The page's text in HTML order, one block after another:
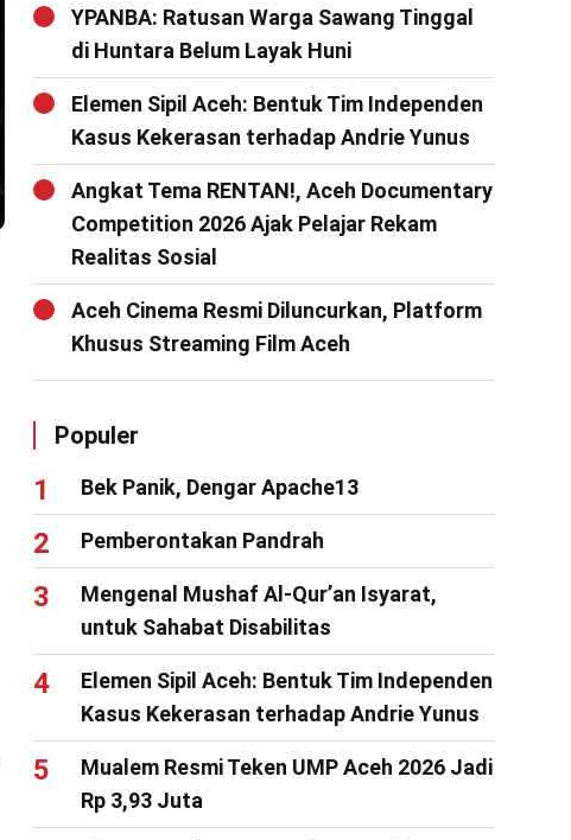
YPANBA: Ratusan Warga Sawang Tinggal
di Huntara Belum Layak Huni
Elemen Sipil Aceh: Bentuk Tim Independen
Kasus Kekerasan terhadap Andrie Yunus
Angkat Tema RENTAN!, Aceh Documentary
Competition 2026 Ajak Pelajar Rekam
Realitas Sosial
Aceh Cinema Resmi Diluncurkan, Platform
Khusus Streaming Film Aceh
Populer
Bek Panik, Dengar Apache13
Pemberontakan Pandrah
Mengenal Mushaf Al-Qur’an Isyarat,
untuk Sahabat Disabilitas
Elemen Sipil Aceh: Bentuk Tim Independen
Kasus Kekerasan terhadap Andrie Yunus
Mualem Resmi Teken UMP Aceh 2026 Jadi
Rp 3,93 Juta